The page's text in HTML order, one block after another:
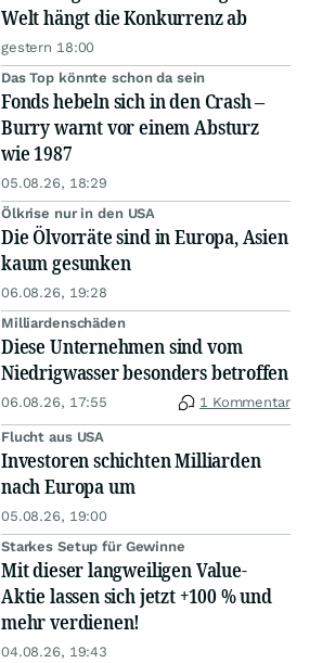
Welt hängt die Konkurrenz ab
gestern 18:00
Das Top könnte schon da sein
Fonds hebeln sich in den Crash –
Burry warnt vor einem Absturz
wie 1987
05.08.26, 18:29
Ölkrise nur in den USA
Die Ölvorräte sind in Europa, Asien
kaum gesunken
06.08.26, 19:28
Milliardenschäden
Diese Unternehmen sind vom
Niedrigwasser besonders betroffen
06.08.26, 17:55 1 Kommentar
Flucht aus USA
Investoren schichten Milliarden
nach Europa um
05.08.26, 19:00
Starkes Setup für Gewinne
Mit dieser langweiligen Value-
Aktie lassen sich jetzt +100 % und
mehr verdienen!
04.08.26, 19:43